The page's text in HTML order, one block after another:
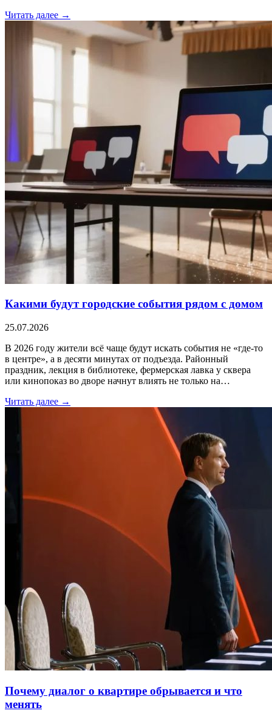
Читать далее →
Какими будут городские события рядом с домом
25.07.2026
В 2026 году жители всё чаще будут искать события не «где-то
в центре», а в десяти минутах от подъезда. Районный
праздник, лекция в библиотеке, фермерская лавка у сквера
или кинопоказ во дворе начнут влиять не только на…
Читать далее →
Почему диалог о квартире обрывается и что
менять